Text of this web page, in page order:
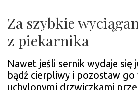
Za szybkie
z piekarnika
Nawet jeśli sernik wydaje się
bądź cierpliwy i pozostaw go
uchylonymi drzwiczkami